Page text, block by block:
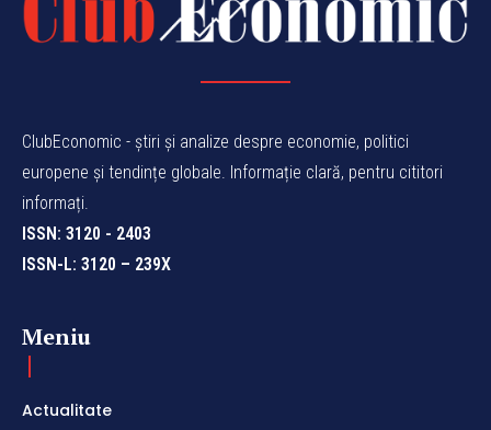
ClubEconomic - știri și analize despre economie, politici
europene și tendințe globale. Informație clară, pentru cititori
informați.
ISSN: 3120 - 2403
ISSN-L: 3120 – 239X
Meniu
Actualitate